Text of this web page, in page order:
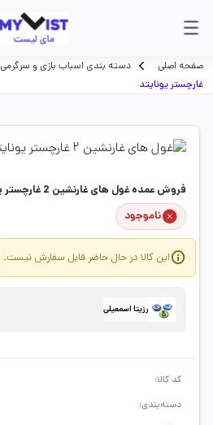
صفحه اصلی دسته بندی اسباب بازی و سرگرمی
غارچستر یونایتد
فروش عمده غول های غارنشین 2 غارچستر یونایتد
ناموجود
این کالا در حال حاضر قابل سفارش نیست.
رزیتا اسمعیلی
کد کالا:
دسته‌بندی: